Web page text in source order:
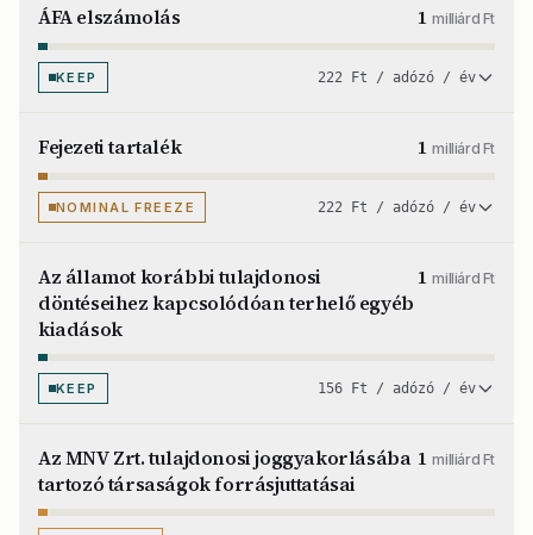
ÁFA elszámolás 1milliárd Ft
KEEP 222 Ft / adózó / év
Fejezeti tartalék 1milliárd Ft
NOMINAL FREEZE 222 Ft / adózó / év
Az államot korábbi tulajdonosi
döntéseihez kapcsolódóan terhelő egyéb
kiadások
1milliárd Ft
KEEP 156 Ft / adózó / év
Az MNV Zrt. tulajdonosi joggyakorlásába
tartozó társaságok forrásjuttatásai
1milliárd Ft